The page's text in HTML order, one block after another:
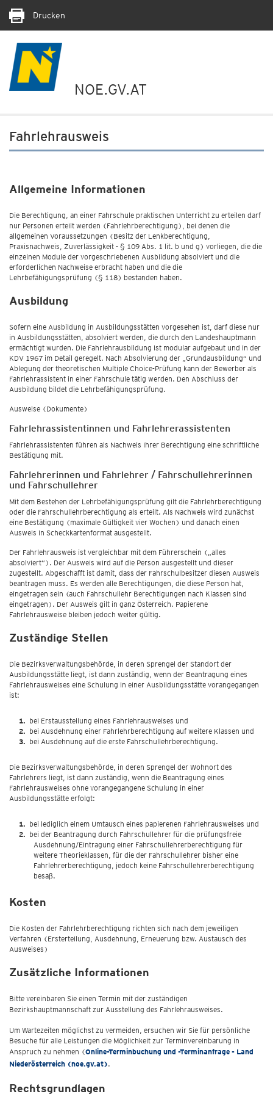
Drucken
NOE.GV.AT
Fahrlehrausweis
Allgemeine Informationen
Die Berechtigung, an einer Fahrschule praktischen Unterricht zu erteilen darf
nur Personen erteilt werden (Fahrlehrberechtigung), bei denen die
allgemeinen Voraussetzungen (Besitz der Lenkberechtigung,
Praxisnachweis, Zuverlässigkeit - § 109 Abs. 1 lit. b und g) vorliegen, die die
einzelnen Module der vorgeschriebenen Ausbildung absolviert und die
erforderlichen Nachweise erbracht haben und die die
Lehrbefähigungsprüfung (§ 118) bestanden haben.
Ausbildung
Sofern eine Ausbildung in Ausbildungsstätten vorgesehen ist, darf diese nur
in Ausbildungsstätten, absolviert werden, die durch den Landeshauptmann
ermächtigt wurden. Die Fahrlehrausbildung ist modular aufgebaut und in der
KDV 1967 im Detail geregelt. Nach Absolvierung der „Grundausbildung“ und
Ablegung der theoretischen Multiple Choice-Prüfung kann der Bewerber als
Fahrlehrassistent in einer Fahrschule tätig werden. Den Abschluss der
Ausbildung bildet die Lehrbefähigungsprüfung.
Ausweise (Dokumente)
Fahrlehrassistentinnen und Fahrlehrerassistenten
Fahrlehrassistenten führen als Nachweis Ihrer Berechtigung eine schriftliche
Bestätigung mit.
Fahrlehrerinnen und Fahrlehrer / Fahrschullehrerinnen
und Fahrschullehrer
Mit dem Bestehen der Lehrbefähigungsprüfung gilt die Fahrlehrberechtigung
oder die Fahrschullehrberechtigung als erteilt. Als Nachweis wird zunächst
eine Bestätigung (maximale Gültigkeit vier Wochen) und danach einen
Ausweis in Scheckkartenformat ausgestellt.
Der Fahrlehrausweis ist vergleichbar mit dem Führerschein („alles
absolviert“). Der Ausweis wird auf die Person ausgestellt und dieser
zugestellt. Abgeschafft ist damit, dass der Fahrschulbesitzer diesen Ausweis
beantragen muss. Es werden alle Berechtigungen, die diese Person hat,
eingetragen sein (auch Fahrschullehr Berechtigungen nach Klassen sind
eingetragen). Der Ausweis gilt in ganz Österreich. Papierene
Fahrlehrausweise bleiben jedoch weiter gültig.
Zuständige Stellen
Die Bezirksverwaltungsbehörde, in deren Sprengel der Standort der
Ausbildungsstätte liegt, ist dann zuständig, wenn der Beantragung eines
Fahrlehrausweises eine Schulung in einer Ausbildungsstätte vorangegangen
ist:
bei Erstausstellung eines Fahrlehrausweises und
bei Ausdehnung einer Fahrlehrberechtigung auf weitere Klassen und
bei Ausdehnung auf die erste Fahrschullehrberechtigung.
Die Bezirksverwaltungsbehörde, in deren Sprengel der Wohnort des
Fahrlehrers liegt, ist dann zuständig, wenn die Beantragung eines
Fahrlehrausweises ohne vorangegangene Schulung in einer
Ausbildungsstätte erfolgt:
bei lediglich einem Umtausch eines papierenen Fahrlehrausweises und
bei der Beantragung durch Fahrschullehrer für die prüfungsfreie
Ausdehnung/Eintragung einer Fahrschullehrerberechtigung für
weitere Theorieklassen, für die der Fahrschullehrer bisher eine
Fahrlehrerberechtigung, jedoch keine Fahrschullehrerberechtigung
besaß.
Kosten
Die Kosten der Fahrlehrberechtigung richten sich nach dem jeweiligen
Verfahren (Ersterteilung, Ausdehnung, Erneuerung bzw. Austausch des
Ausweises)
Zusätzliche Informationen
Bitte vereinbaren Sie einen Termin mit der zuständigen
Bezirkshauptmannschaft zur Ausstellung des Fahrlehrausweises.
Um Wartezeiten möglichst zu vermeiden, ersuchen wir Sie für persönliche
Besuche für alle Leistungen die Möglichkeit zur Terminvereinbarung in
Anspruch zu nehmen (Online-Terminbuchung und -Terminanfrage - Land
Niederösterreich (noe.gv.at).
Rechtsgrundlagen